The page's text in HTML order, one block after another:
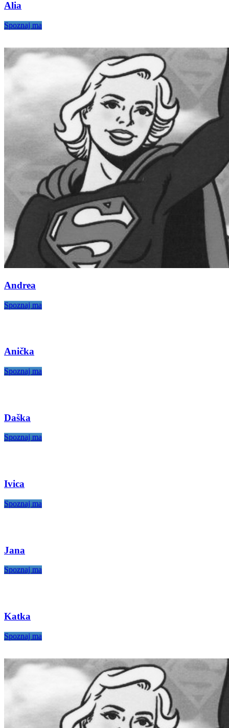
Alia
Spoznaj ma
Andrea
Spoznaj ma
Anička
Spoznaj ma
Daška
Spoznaj ma
Ivica
Spoznaj ma
Jana
Spoznaj ma
Katka
Spoznaj ma